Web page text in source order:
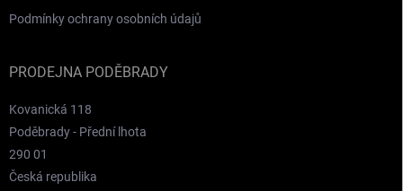
Podmínky ochrany osobních údajů
PRODEJNA PODĚBRADY
Kovanická 118
Poděbrady - Přední lhota
290 01
Česká republika